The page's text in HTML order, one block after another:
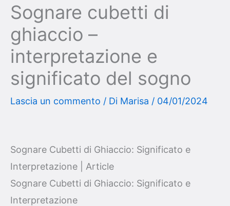
Sognare cubetti di
ghiaccio –
interpretazione e
significato del sogno
Lascia un commento / Di Marisa / 04/01/2024
Sognare Cubetti di Ghiaccio: Significato e
Interpretazione | Article
Sognare Cubetti di Ghiaccio: Significato e
Interpretazione